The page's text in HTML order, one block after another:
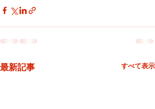
最新記事 すべて表示